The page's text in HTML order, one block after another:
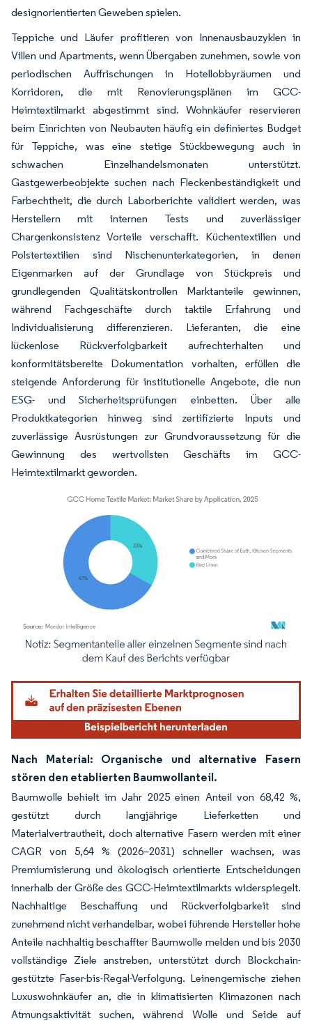
designorientierten Geweben spielen.
Teppiche und Läufer profitieren von Innenausbauzyklen in
Villen und Apartments, wenn Übergaben zunehmen, sowie von
periodischen Auffrischungen in Hotellobbyräumen und
Korridoren, die mit Renovierungsplänen im GCC-
Heimtextilmarkt abgestimmt sind. Wohnkäufer reservieren
beim Einrichten von Neubauten häufig ein definiertes Budget
für Teppiche, was eine stetige Stückbewegung auch in
schwachen Einzelhandelsmonaten unterstützt.
Gastgewerbeobjekte suchen nach Fleckenbeständigkeit und
Farbechtheit, die durch Laborberichte validiert werden, was
Herstellern mit internen Tests und zuverlässiger
Chargenkonsistenz Vorteile verschafft. Küchentextilien und
Polstertextilien sind Nischenunterkategorien, in denen
Eigenmarken auf der Grundlage von Stückpreis und
grundlegenden Qualitätskontrollen Marktanteile gewinnen,
während Fachgeschäfte durch taktile Erfahrung und
Individualisierung differenzieren. Lieferanten, die eine
lückenlose Rückverfolgbarkeit aufrechterhalten und
konformitätsbereite Dokumentation vorhalten, erfüllen die
steigende Anforderung für institutionelle Angebote, die nun
ESG- und Sicherheitsprüfungen einbetten. Über alle
Produktkategorien hinweg sind zertifizierte Inputs und
zuverlässige Ausrüstungen zur Grundvoraussetzung für die
Gewinnung des wertvollsten Geschäfts im GCC-
Heimtextilmarkt geworden.
Bild © Mordor Intelligence. Wiederverwendung erfordert Namensnennung
Nach Material: Organische und alternative Fasern
stören den etablierten Baumwollanteil.
Baumwolle behielt im Jahr 2025 einen Anteil von 68,42 %,
gestützt durch langjährige Lieferketten und
Materialvertrautheit, doch alternative Fasern werden mit einer
CAGR von 5,64 % (2026–2031) schneller wachsen, was
Premiumisierung und ökologisch orientierte Entscheidungen
innerhalb der Größe des GCC-Heimtextilmarkts widerspiegelt.
Nachhaltige Beschaffung und Rückverfolgbarkeit sind
zunehmend nicht verhandelbar, wobei führende Hersteller hohe
Anteile nachhaltig beschaffter Baumwolle melden und bis 2030
vollständige Ziele anstreben, unterstützt durch Blockchain-
gestützte Faser-bis-Regal-Verfolgung. Leinengemische ziehen
Luxuswohnkäufer an, die in klimatisierten Klimazonen nach
Atmungsaktivität suchen, während Wolle und Seide auf